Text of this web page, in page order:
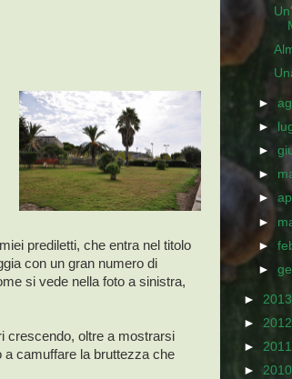
prediletti, che entra nel titolo
con un gran numero di
si vede nella foto a sinistra,
crescendo, oltre a mostrarsi
a camuffare la bruttezza che
►
►
►
►
►
►
►
►
► 2013
► 2012
► 2011
► 2010